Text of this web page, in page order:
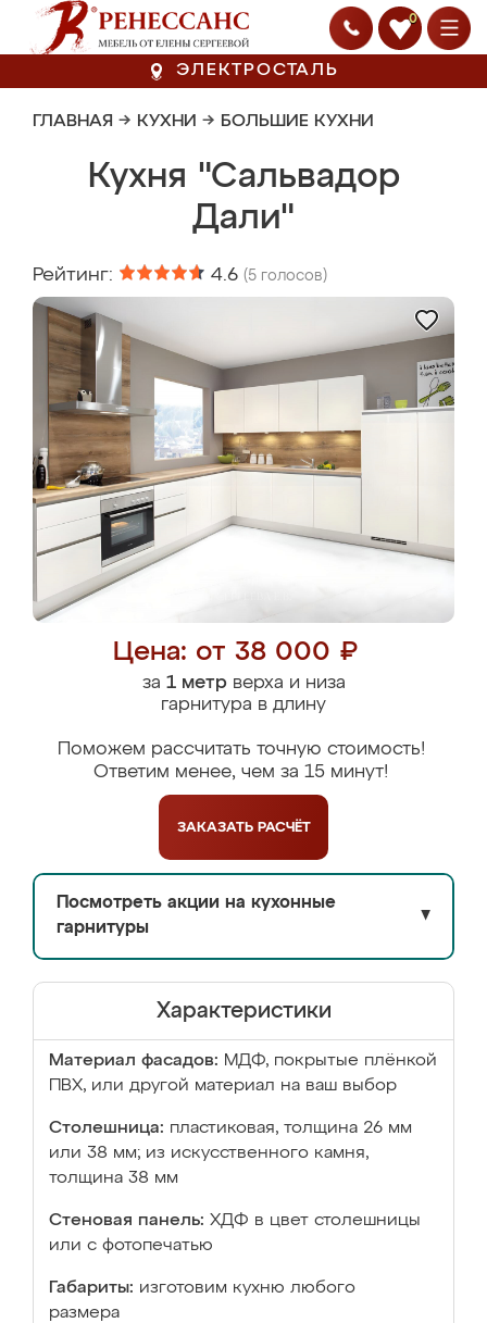
0
ЭЛЕКТРОСТАЛЬ
ГЛАВНАЯ → КУХНИ → БОЛЬШИЕ КУХНИ
Кухня "Сальвадор
Дали"
Рейтинг: 4.6 (5 голосов)
Цена: от 38 000 ₽
за 1 метрверха и низа
гарнитура в длину
Поможем рассчитать точную стоимость!
Ответим менее, чем за 15 минут!
ЗАКАЗАТЬ РАСЧЁТ
Посмотреть акции на кухонные
гарнитуры
▼
Характеристики
Материал фасадов: МДФ, покрытые плёнкой
ПВХ, или другой материал на ваш выбор
Столешница: пластиковая, толщина 26 мм
или 38 мм; из искусственного камня,
толщина 38 мм
Стеновая панель: ХДФ в цвет столешницы
или с фотопечатью
Габариты: изготовим кухню любого
размера